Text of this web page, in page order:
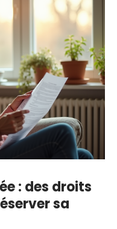
: des droits
sa